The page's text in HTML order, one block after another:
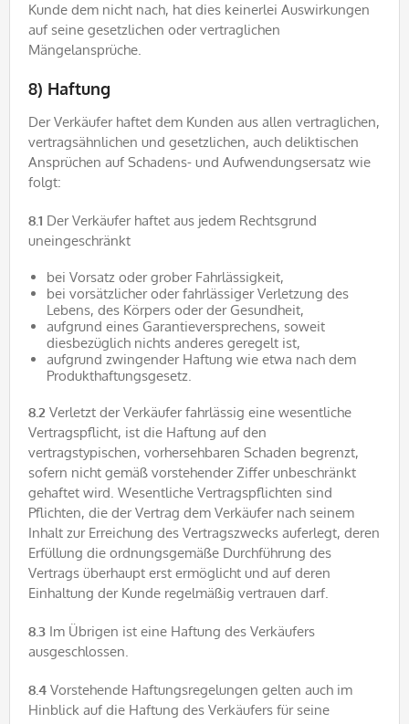
Kunde dem nicht nach, hat dies keinerlei Auswirkungen
auf seine gesetzlichen oder vertraglichen
Mängelansprüche.
8) Haftung
Der Verkäufer haftet dem Kunden aus allen vertraglichen,
vertragsähnlichen und gesetzlichen, auch deliktischen
Ansprüchen auf Schadens- und Aufwendungsersatz wie
folgt:
8.1 Der Verkäufer haftet aus jedem Rechtsgrund
uneingeschränkt
bei Vorsatz oder grober Fahrlässigkeit,
bei vorsätzlicher oder fahrlässiger Verletzung des
Lebens, des Körpers oder der Gesundheit,
aufgrund eines Garantieversprechens, soweit
diesbezüglich nichts anderes geregelt ist,
aufgrund zwingender Haftung wie etwa nach dem
Produkthaftungsgesetz.
8.2 Verletzt der Verkäufer fahrlässig eine wesentliche
Vertragspflicht, ist die Haftung auf den
vertragstypischen, vorhersehbaren Schaden begrenzt,
sofern nicht gemäß vorstehender Ziffer unbeschränkt
gehaftet wird. Wesentliche Vertragspflichten sind
Pflichten, die der Vertrag dem Verkäufer nach seinem
Inhalt zur Erreichung des Vertragszwecks auferlegt, deren
Erfüllung die ordnungsgemäße Durchführung des
Vertrags überhaupt erst ermöglicht und auf deren
Einhaltung der Kunde regelmäßig vertrauen darf.
8.3 Im Übrigen ist eine Haftung des Verkäufers
ausgeschlossen.
8.4 Vorstehende Haftungsregelungen gelten auch im
Hinblick auf die Haftung des Verkäufers für seine